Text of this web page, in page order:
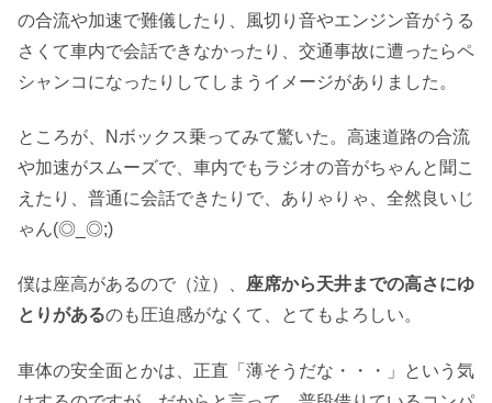
の合流や加速で難儀したり、風切り音やエンジン音がうる
さくて車内で会話できなかったり、交通事故に遭ったらペ
シャンコになったりしてしまうイメージがありました。
ところが、Nボックス乗ってみて驚いた。高速道路の合流
や加速がスムーズで、車内でもラジオの音がちゃんと聞こ
えたり、普通に会話できたりで、ありゃりゃ、全然良いじ
ゃん(◎_◎;)
僕は座高があるので（泣）、 座席から天井までの高さにゆ
とりがあるのも圧迫感がなくて、とてもよろしい。
車体の安全面とかは、正直「薄そうだな・・・」という気